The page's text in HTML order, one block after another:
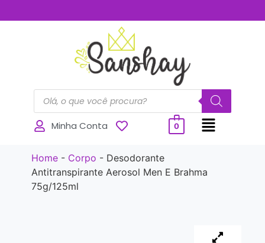
Minha Conta 0
Home- Corpo - Desodorante
Antitranspirante Aerosol Men E Brahma
75g/125ml